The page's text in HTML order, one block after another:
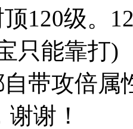
120级。
只能靠打)
带攻倍属
谢！